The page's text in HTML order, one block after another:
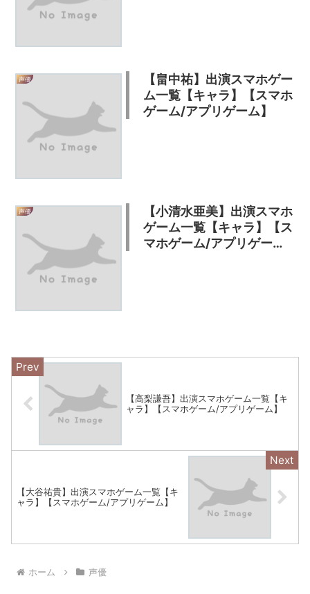
声優
【畠中祐】出演スマホゲー
ム一覧【キャラ】【スマホ
ゲーム/アプリゲーム】
声優
【小清水亜美】出演スマホ
ゲーム一覧【キャラ】【ス
マホゲーム/アプリゲー
【高梨謙吾】出演スマホゲーム一覧【キ
ャラ】【スマホゲーム/アプリゲーム】
【大谷祐貴】出演スマホゲーム一覧【キ
ャラ】【スマホゲーム/アプリゲーム】
ホーム 声優